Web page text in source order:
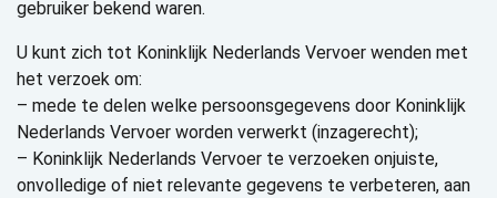
gebruiker bekend waren.
U kunt zich tot Koninklijk Nederlands Vervoer wenden met
het verzoek om:
– mede te delen welke persoonsgegevens door Koninklijk
Nederlands Vervoer worden verwerkt (inzagerecht);
– Koninklijk Nederlands Vervoer te verzoeken onjuiste,
onvolledige of niet relevante gegevens te verbeteren, aan